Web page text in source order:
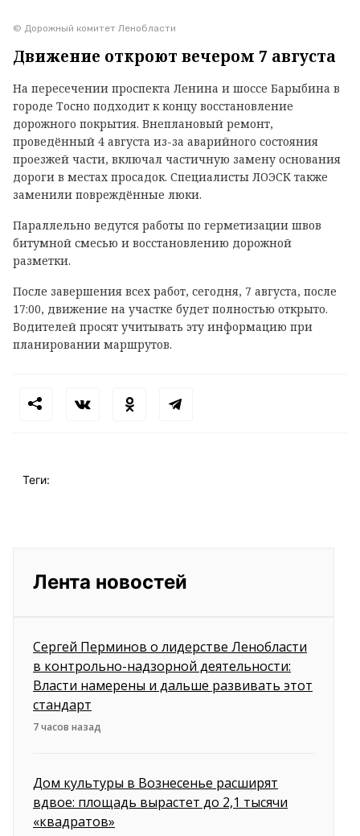
© Дорожный комитет Ленобласти
Движение откроют вечером 7 августа
На пересечении проспекта Ленина и шоссе Барыбина в
городе Тосно подходит к концу восстановление
дорожного покрытия. Внеплановый ремонт,
проведённый 4 августа из-за аварийного состояния
проезжей части, включал частичную замену основания
дороги в местах просадок. Специалисты ЛОЭСК также
заменили повреждённые люки.
Параллельно ведутся работы по герметизации швов
битумной смесью и восстановлению дорожной
разметки.
После завершения всех работ, сегодня, 7 августа, после
17:00, движение на участке будет полностью открыто.
Водителей просят учитывать эту информацию при
планировании маршрутов.
Теги:
Лента новостей
Сергей Перминов о лидерстве Ленобласти
в контрольно-надзорной деятельности:
Власти намерены и дальше развивать этот
стандарт
7 часов назад
Дом культуры в Вознесенье расширят
вдвое: площадь вырастет до 2,1 тысячи
«квадратов»